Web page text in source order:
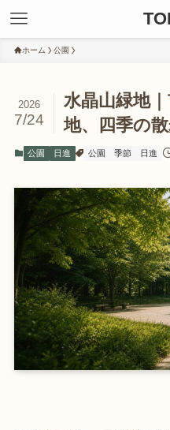
ホーム 公園
水晶山緑地
地、四季の散
2026
7/24
公園 日進 公園 季節 日進